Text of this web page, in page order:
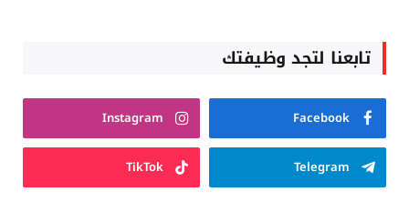
تابعنا لتجد وظيفتك
Facebook
Instagram
Telegram
TikTok